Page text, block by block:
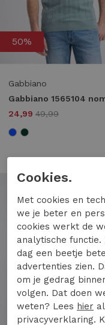
50%
Gabbiano
24,99 49,99
/2
Cookies.
Met cookies en
we je beter en
cookies werkt de
analytische
dag een beetje
advertenties zien.
om je gedrag
volgen. Dat doen
weten? Lees hier
privacyverklaring.